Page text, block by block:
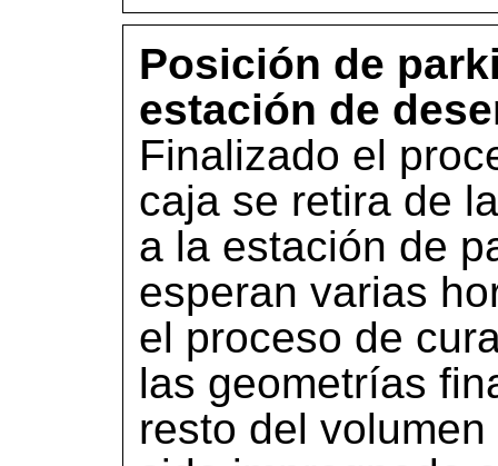
Posición de
estación de
Finalizado el
caja se retira de
a la estación de
esperan varias
el proceso de
las geometrías
resto del